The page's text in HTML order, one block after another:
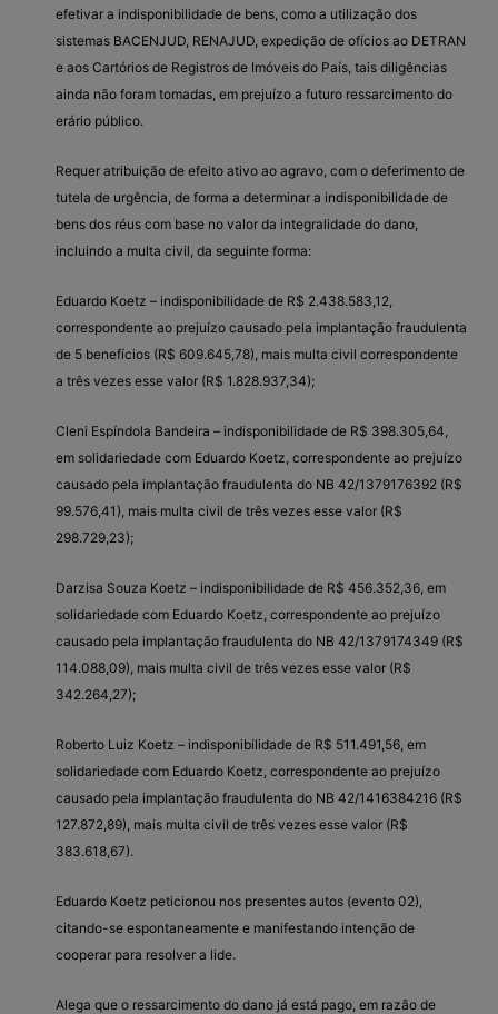
efetivar a indisponibilidade de bens, como a utilização dos
sistemas BACENJUD, RENAJUD, expedição de ofícios ao DETRAN
e aos Cartórios de Registros de Imóveis do País, tais diligências
ainda não foram tomadas, em prejuízo a futuro ressarcimento do
erário público.
Requer atribuição de efeito ativo ao agravo, com o deferimento de
tutela de urgência, de forma a determinar a indisponibilidade de
bens dos réus com base no valor da integralidade do dano,
incluindo a multa civil, da seguinte forma:
Eduardo Koetz – indisponibilidade de R$ 2.438.583,12,
correspondente ao prejuízo causado pela implantação fraudulenta
de 5 benefícios (R$ 609.645,78), mais multa civil correspondente
a três vezes esse valor (R$ 1.828.937,34);
Cleni Espíndola Bandeira – indisponibilidade de R$ 398.305,64,
em solidariedade com Eduardo Koetz, correspondente ao prejuízo
causado pela implantação fraudulenta do NB 42/1379176392 (R$
99.576,41), mais multa civil de três vezes esse valor (R$
298.729,23);
Darzisa Souza Koetz – indisponibilidade de R$ 456.352,36, em
solidariedade com Eduardo Koetz, correspondente ao prejuízo
causado pela implantação fraudulenta do NB 42/1379174349 (R$
114.088,09), mais multa civil de três vezes esse valor (R$
342.264,27);
Roberto Luiz Koetz – indisponibilidade de R$ 511.491,56, em
solidariedade com Eduardo Koetz, correspondente ao prejuízo
causado pela implantação fraudulenta do NB 42/1416384216 (R$
127.872,89), mais multa civil de três vezes esse valor (R$
383.618,67).
Eduardo Koetz peticionou nos presentes autos (evento 02),
citando-se espontaneamente e manifestando intenção de
cooperar para resolver a lide.
Alega que o ressarcimento do dano já está pago, em razão de